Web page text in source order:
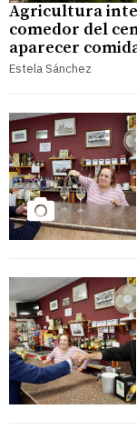
Agricultura
comedor del
aparecer
Estela Sánchez